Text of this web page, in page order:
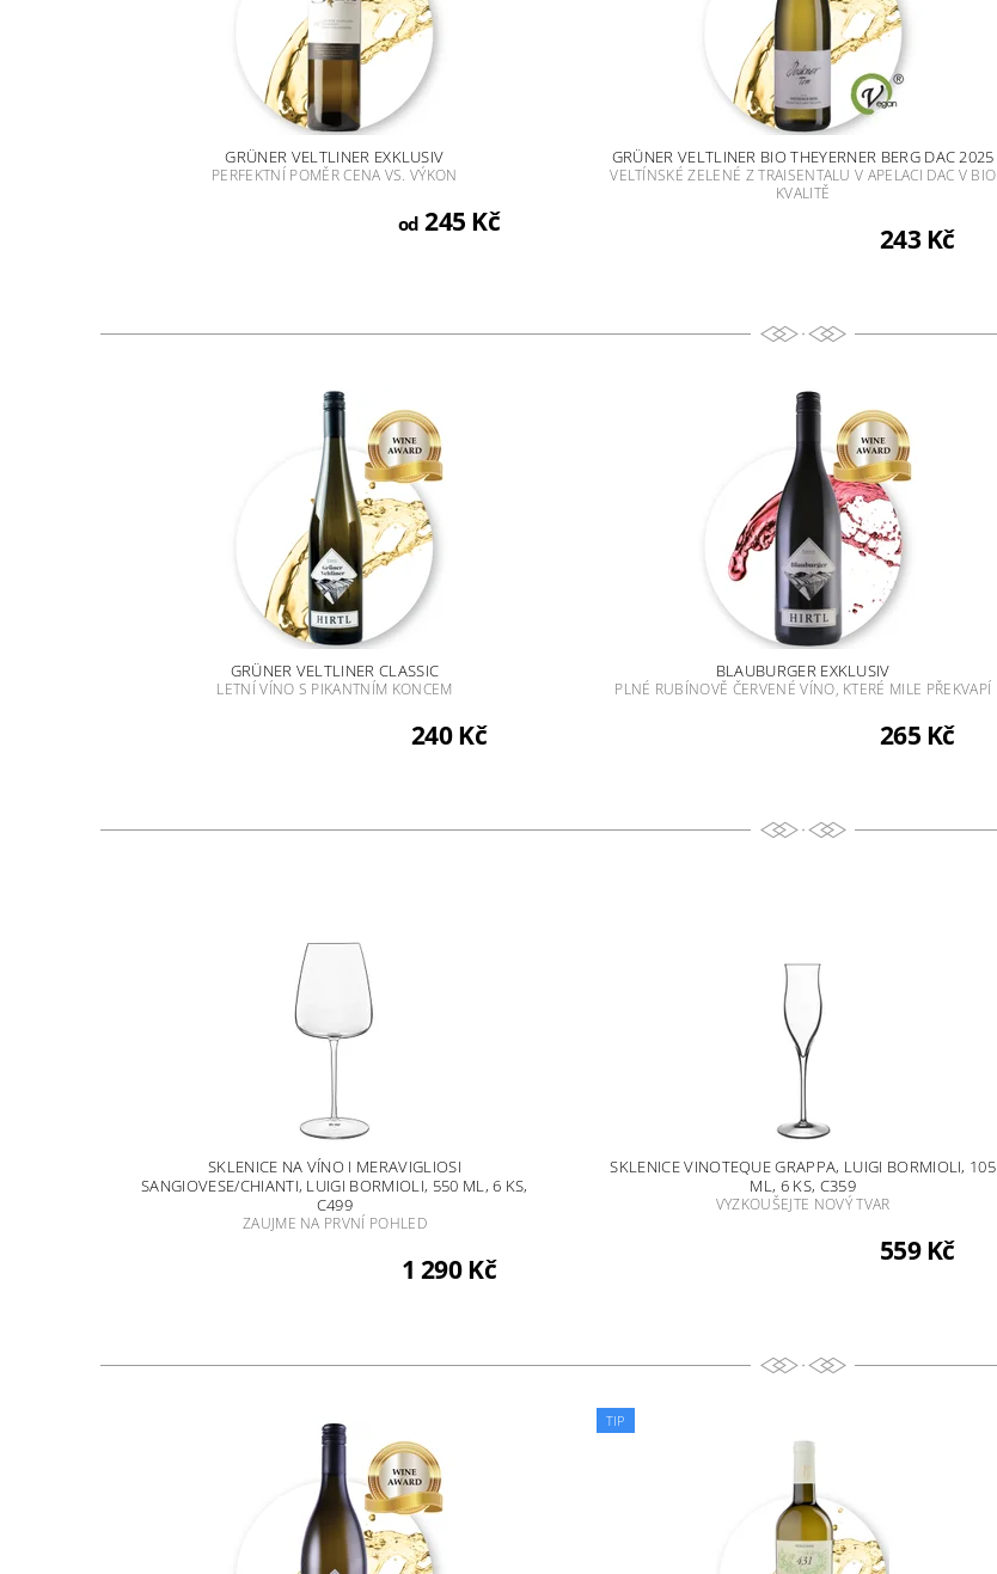
GRÜNER VELTLINER EXKLUSIV
PERFEKTNÍ POMĚR CENA VS. VÝKON
od 245 Kč
GRÜNER VELTLINER BIO THEYERNER BERG DAC 2025
VELTÍNSKÉ ZELENÉ Z TRAISENTALU V APELACI DAC V BIO
KVALITĚ
243 Kč
GRÜNER VELTLINER CLASSIC
LETNÍ VÍNO S PIKANTNÍM KONCEM
240 Kč
BLAUBURGER EXKLUSIV
PLNÉ RUBÍNOVĚ ČERVENÉ VÍNO, KTERÉ MILE PŘEKVAPÍ
265 Kč
SKLENICE NA VÍNO I MERAVIGLIOSI
SANGIOVESE/CHIANTI, LUIGI BORMIOLI, 550 ML, 6 KS,
C499
ZAUJME NA PRVNÍ POHLED
1 290 Kč
SKLENICE VINOTEQUE GRAPPA, LUIGI BORMIOLI, 105
ML, 6 KS, C359
VYZKOUŠEJTE NOVÝ TVAR
559 Kč
TIP